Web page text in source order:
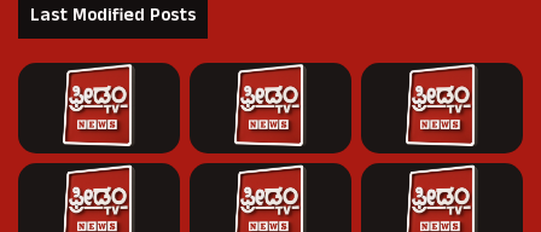
Last Modified Posts